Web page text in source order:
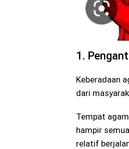
1.
Keberadaan
dari
Tempat
hampir
relatif